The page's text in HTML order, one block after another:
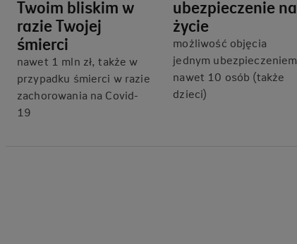
Twoim bliskim w
razie Twojej
śmierci
nawet 1 mln zł, także w
przypadku śmierci w razie
zachorowania na Covid-
19
ubezpieczenie na
życie
możliwość objęcia
jednym ubezpieczeniem
nawet 10 osób (także
dzieci)